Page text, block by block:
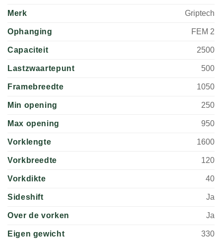
Merk Griptech
Ophanging FEM 2
Capaciteit 2500
Lastzwaartepunt 500
Framebreedte 1050
Min opening 250
Max opening 950
Vorklengte 1600
Vorkbreedte 120
Vorkdikte 40
Sideshift Ja
Over de vorken Ja
Eigen gewicht 330